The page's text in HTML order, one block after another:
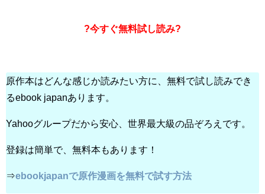
?今すぐ無料試し読み?
原作本はどんな感じか読みたい方に、無料で試し読みでき
るebook japanあります。
Yahooグループだから安心、世界最大級の品ぞろえです。
登録は簡単で、無料本もあります！
⇒ebookjapanで原作漫画を無料で試す方法